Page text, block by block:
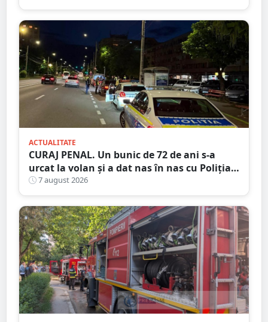
ACTUALITATE
CURAJ PENAL. Un bunic de 72 de ani s-a
urcat la volan și a dat nas în nas cu Poliția
Satu Mare
7 august 2026